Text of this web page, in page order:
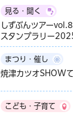
見る・聞く
しずぶんツアー
スタンプラリー
まつり・催し
焼津カツオSHOW
こども・子育て